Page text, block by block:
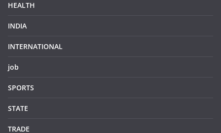
HEALTH
INDIA
INTERNATIONAL
job
SPORTS
STATE
TRADE